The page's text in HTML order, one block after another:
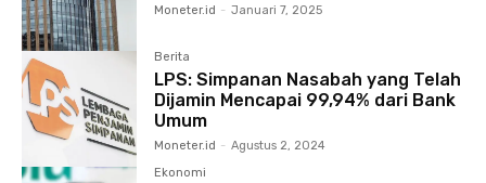
Moneter.id - Januari 7, 2025
Berita
LPS: Simpanan Nasabah yang Telah
Dijamin Mencapai 99,94% dari Bank
Umum
Moneter.id - Agustus 2, 2024
Ekonomi